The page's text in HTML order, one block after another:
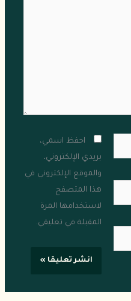
احفظ اسمي،
بريدي الإلكتروني،
والموقع الإلكتروني في
هذا المتصفح
لاستخدامها المرة
المقبلة في تعليقي.